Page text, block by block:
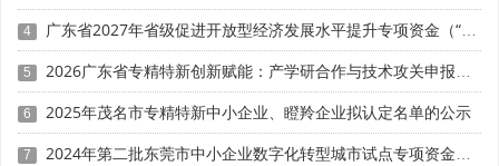
4 广东省2027年省级促进开放型经济发展水平提升专项资金（“粤贸全国”事项）支持外贸企业参加国内重点展会项目申报时间、条件要求、补助奖励
5 2026广东省专精特新创新赋能：产学研合作与技术攻关申报策略
6 2025年茂名市专精特新中小企业、瞪羚企业拟认定名单的公示
7 2024年第二批东莞市中小企业数字化转型城市试点专项资金两化融合管理体系贯标项目资助计划